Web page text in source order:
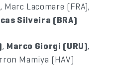
Marc Lacomare (FRA),
Silveira (BRA)
, Marco Giorgi (URU),
Mamiya (HAV)